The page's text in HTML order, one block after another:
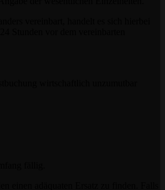
vereinbart, handelt es sich hierbei
Stunden vor dem vereinbarten
wirtschaftlich unzumutbar
fällig.
adäquaten Ersatz zu finden. Falls